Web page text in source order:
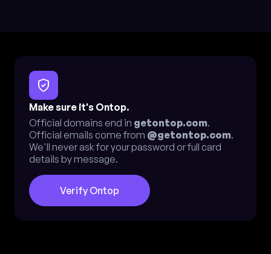
Make sure it's Ontop.
Official domains end in getontop.com.
Official emails come from @getontop.com.
We'll never ask for your password or full card
details by message.
Verify Ontop